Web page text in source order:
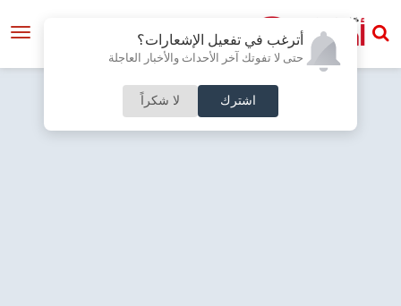
أترغب في تفعيل الإشعارات؟
حتى لا تفوتك آخر الأحداث والأخبار العاجلة
اشترك لا شكراً